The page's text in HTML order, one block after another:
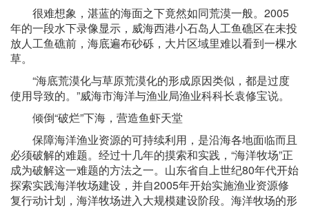
很难想象，湛蓝的海面之下竟然如同荒漠一般。2005
年的一段水下录像显示，威海西港小石岛人工鱼礁区在未投
放人工鱼礁前，海底遍布砂砾，大片区域里难以看到一棵水
草。
“海底荒漠化与草原荒漠化的形成原因类似，都是过度
使用导致的。”威海市海洋与渔业局渔业科科长袁修宝说。
倾倒“破烂”下海，营造鱼虾天堂
保障海洋渔业资源的可持续利用，是沿海各地面临而且
必须破解的难题。经过十几年的摸索和实践，“海洋牧场”正
成为破解这一难题的方法之一。山东省自上世纪80年代开始
探索实践海洋牧场建设，并自2005年开始实施渔业资源修
复行动计划，海洋牧场进入大规模建设阶段。海洋牧场的形